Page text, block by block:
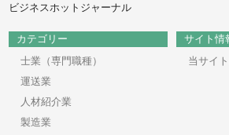
ビジネスホットジャーナル
カテゴリー
士業（専門職種）
運送業
人材紹介業
製造業
サイト情
当サイ